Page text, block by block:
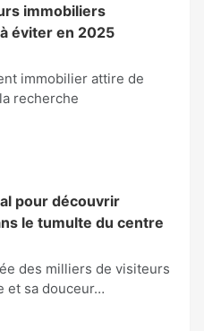
immobiliers
éviter en 2025
immobilier attire de
recherche
pour découvrir
le tumulte du centre
des milliers de visiteurs
et sa douceur…